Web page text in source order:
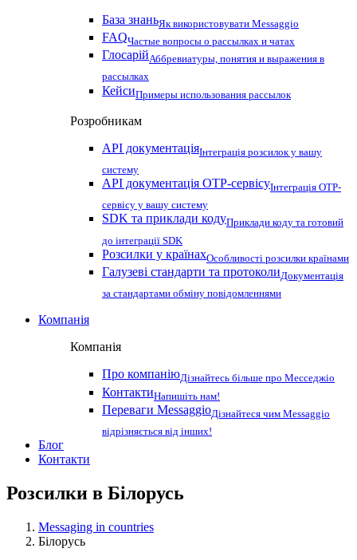
База знаньЯк використовувати Messaggio
FAQЧастые вопросы о рассылках и чатах
ГлосарійАббревиатуры, понятия и выражения в
рассылках
КейсиПримеры использования рассылок
Розробникам
API документаціяІнтеграція розсилок у вашу
систему
API документація OTP-сервісуІнтеграція OTP-
сервісу у вашу систему
SDK та приклади кодуПриклади коду та готовий
до інтеграції SDK
Розсилки у країнахОсобливості розсилки країнами
Галузеві стандарти та протоколиДокументація
за стандартами обміну повідомленнями
Компанія
Компанія
Про компаніюДізнайтесь більше про Месседжіо
КонтактиНапишіть нам!
Переваги MessaggioДізнайтеся чим Messaggio
відрізняється від інших!
Блог
Контакти
Розсилки в Білорусь
Messaging in countries
Білорусь